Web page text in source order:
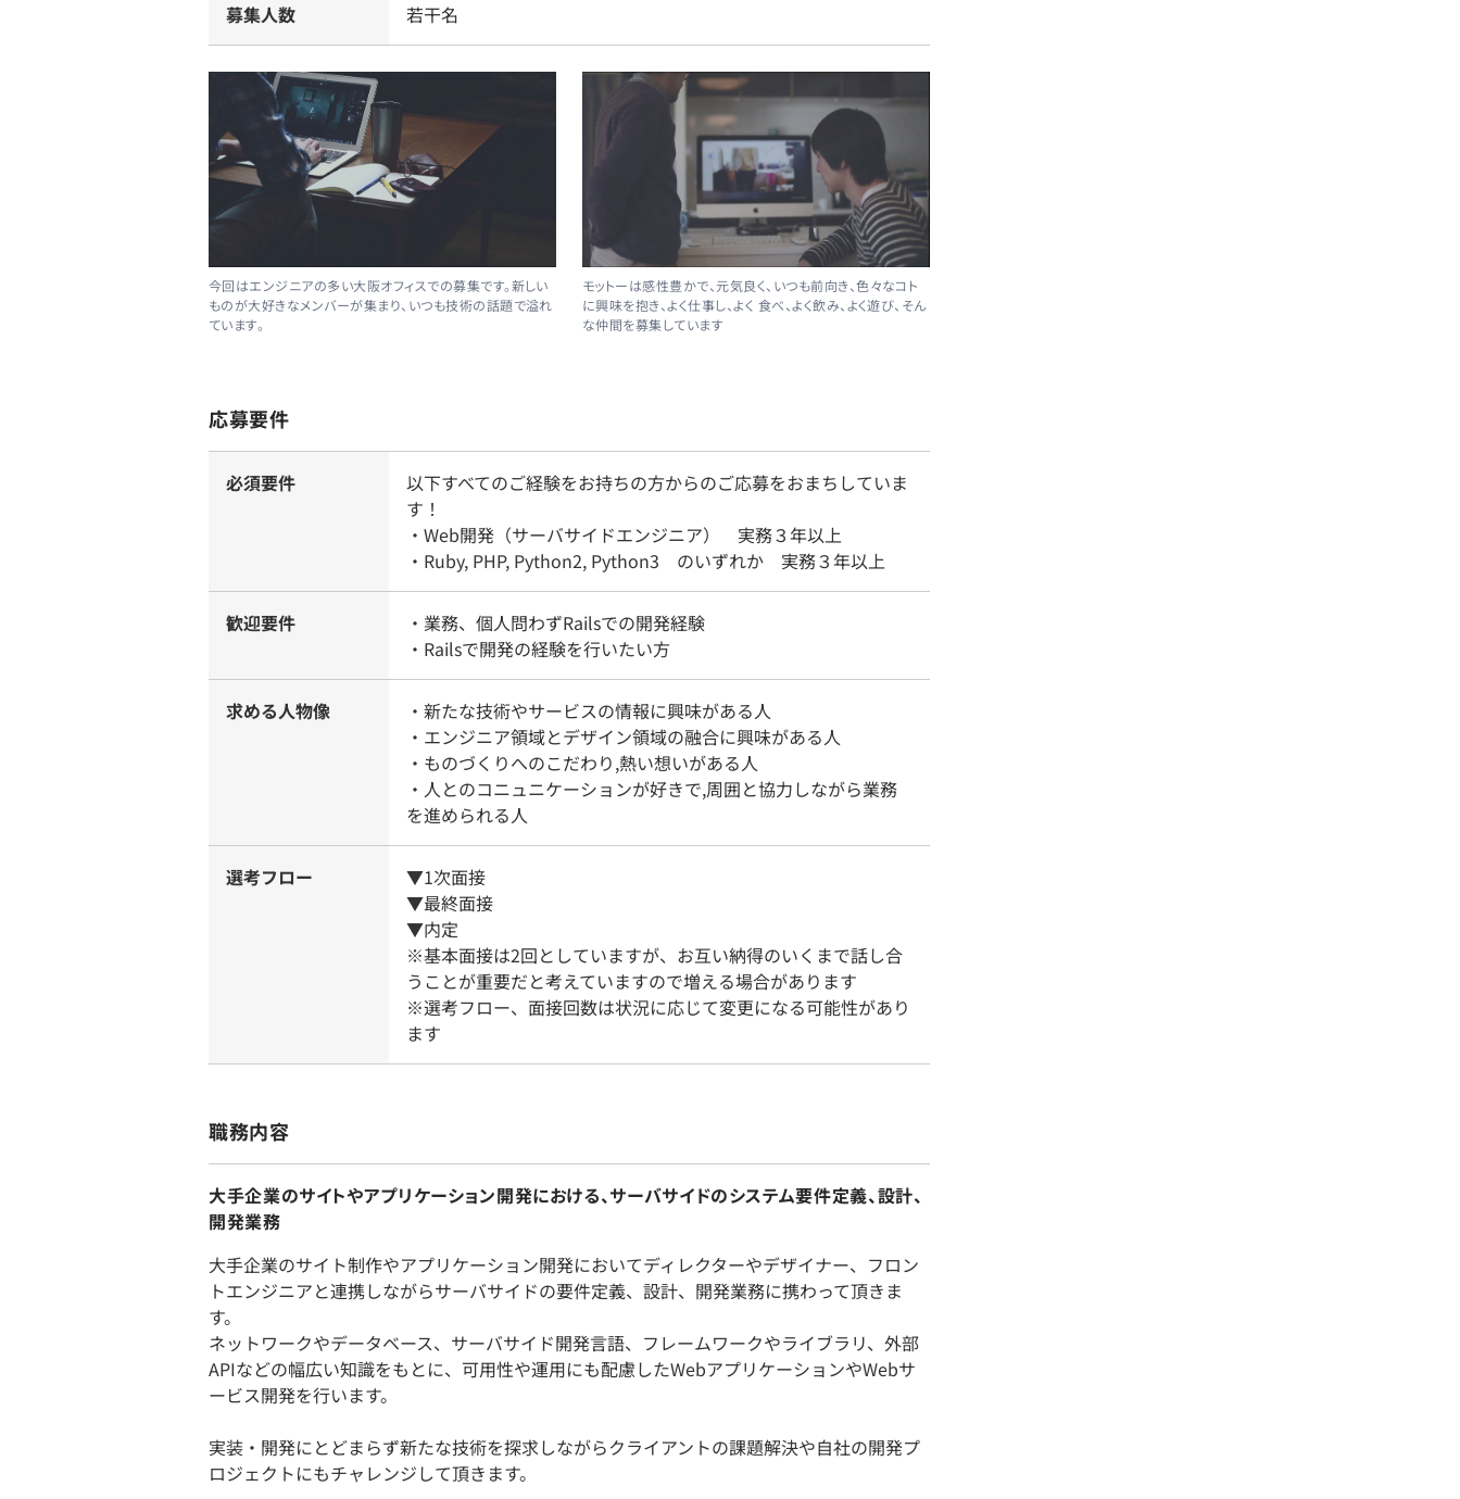
募集人数 若干名
今回はエンジニアの多い大阪オフィスでの募集です。新しい
ものが大好きなメンバーが集まり、いつも技術の話題で溢れ
ています。
モットーは感性豊かで、元気良く、いつも前向き、色々なコト
に興味を抱き、よく仕事し、よく 食べ、よく飲み、よく遊び、そん
な仲間を募集しています
応募要件
必須要件
以下すべてのご経験をお持ちの方からのご応募をおまちしていま
す！
・Web開発（サーバサイドエンジニア） 実務３年以上
・Ruby, PHP, Python2, Python3 のいずれか 実務３年以上
歓迎要件
・業務、個人問わずRailsでの開発経験
・Railsで開発の経験を行いたい方
求める人物像
・新たな技術やサービスの情報に興味がある人
・エンジニア領域とデザイン領域の融合に興味がある人
・ものづくりへのこだわり,熱い想いがある人
・人とのコニュニケーションが好きで,周囲と協力しながら業務
を進められる人
選考フロー
▼1次面接
▼最終面接
▼内定
※基本面接は2回としていますが、お互い納得のいくまで話し合
うことが重要だと考えていますので増える場合があります
※選考フロー、面接回数は状況に応じて変更になる可能性があり
ます
職務内容
大手企業のサイトやアプリケーション開発における、サーバサイドのシステム要件定義、設計、
開発業務
大手企業のサイト制作やアプリケーション開発においてディレクターやデザイナー、フロン
トエンジニアと連携しながらサーバサイドの要件定義、設計、開発業務に携わって頂きま
す。
ネットワークやデータベース、サーバサイド開発言語、フレームワークやライブラリ、外部
APIなどの幅広い知識をもとに、可用性や運用にも配慮したWebアプリケーションやWebサ
ービス開発を行います。
実装・開発にとどまらず新たな技術を探求しながらクライアントの課題解決や自社の開発プ
ロジェクトにもチャレンジして頂きます。